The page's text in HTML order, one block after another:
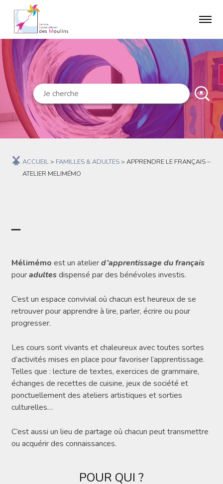
ACCUEIL> FAMILLES & ADULTES> APPRENDRE LE FRANÇAIS –
ATELIER MELIMÉMO
APPRENDRE LE FRANÇAIS – ATELIER MELIMÉMO
Mélimémo est un atelierd’apprentissage du français
pouradultesdispensé par des bénévoles investis.
C’est un espace convivial où chacun est heureux de se
retrouver pour apprendre à lire, parler, écrire ou pour
progresser.
Les cours sont vivants et chaleureux avec toutes sortes
d’activités mises en place pour favoriser l’apprentissage.
Telles que : lecture de textes, exercices de grammaire,
échanges de recettes de cuisine, jeux de société et
ponctuellement des ateliers artistiques et sorties
culturelles…
C’est aussi un lieu de partage où chacun peut transmettre
ou acquérir des connaissances.
POUR QUI ?